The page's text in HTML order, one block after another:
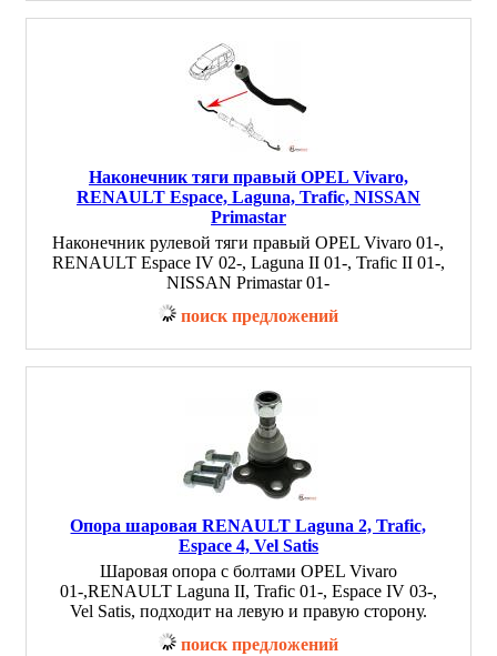
Наконечник тяги правый OPEL Vivaro,
RENAULT Espace, Laguna, Trafic, NISSAN
Primastar
Наконечник рулевой тяги правый OPEL Vivaro 01-,
RENAULT Espace IV 02-, Laguna II 01-, Trafic II 01-,
NISSAN Primastar 01-
поиск предложений
Опора шаровая RENAULT Laguna 2, Trafic,
Espace 4, Vel Satis
Шаровая опора с болтами OPEL Vivaro
01-,RENAULT Laguna II, Trafic 01-, Espace IV 03-,
Vel Satis, подходит на левую и правую сторону.
поиск предложений